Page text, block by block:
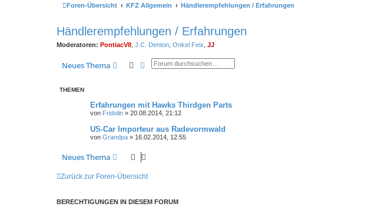
Foren-Übersicht KFZ Allgemein Händlerempfehlungen / Erfahrungen
Händlerempfehlungen / Erfahrungen
Moderatoren: PontiacV8 J.C. Denton Onkel Feix JJ
Neues Thema SucheErweiterte Suche
THEMEN
Erfahrungen mit Hawks Thirdgen Parts
von Fridolin » 20.08.2014, 21:12
US-Car Importeur aus Radevormwald
von Grandpa » 16.02.2014, 12:55
Neues Thema
Zurück zur Foren-Übersicht
BERECHTIGUNGEN IN DIESEM FORUM